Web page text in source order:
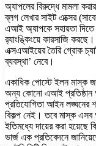
অ্যাপলের বিরুদ্ধে মামলা
ব্লগ লেখার সাইট এক্সের
এআই অ্যাপকে সহায়তা দিতে
র‍্যাংঙ্কিংয়ে কারসাজি
এক্সএআইয়ের তৈরি গ্রোক
ব্যবস্থা’ নেবে।
একাধিক পোস্টে ইলন মাস্ক
অন্য কোনো এআই প্রতিষ্ঠান
প্রতিযোগিতা আইন লঙ্ঘনের
বিকল্প নেই। তবে মাস্ক এসব
ইতিমধ্যে দায়ের করা হয়েছে
ভার্জ এক প্রতিবেদনে